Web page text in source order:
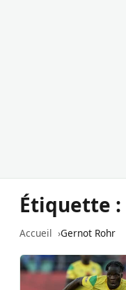
Étiquette :
Accueil Gernot Rohr